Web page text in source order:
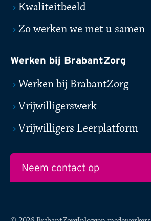
Kwaliteitbeeld
Zo werken we met u samen
Werken bij BrabantZorg
Werken bij BrabantZorg
Vrijwilligerswerk
Vrijwilligers Leerplatform
Neem contact op